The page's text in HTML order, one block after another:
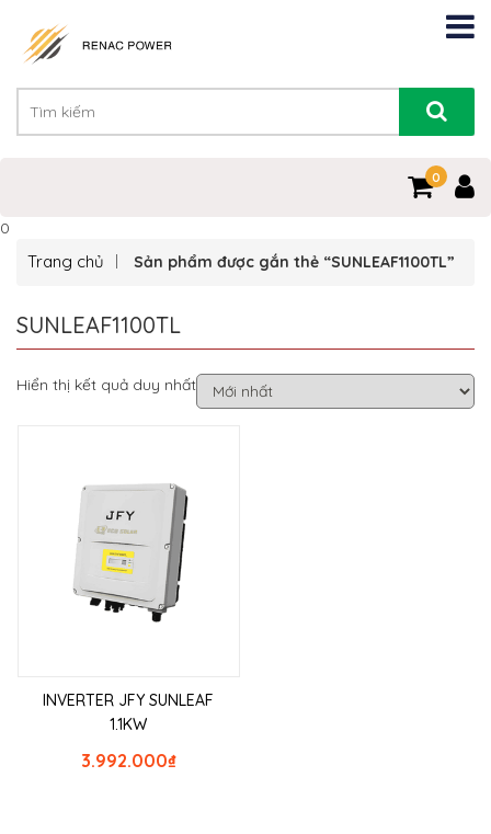
0
0
Trang chủ Sản phẩm được gắn thẻ “SUNLEAF1100TL”
SUNLEAF1100TL
Hiển thị kết quả duy nhất
INVERTER JFY SUNLEAF
1.1KW
₫
3.992.000